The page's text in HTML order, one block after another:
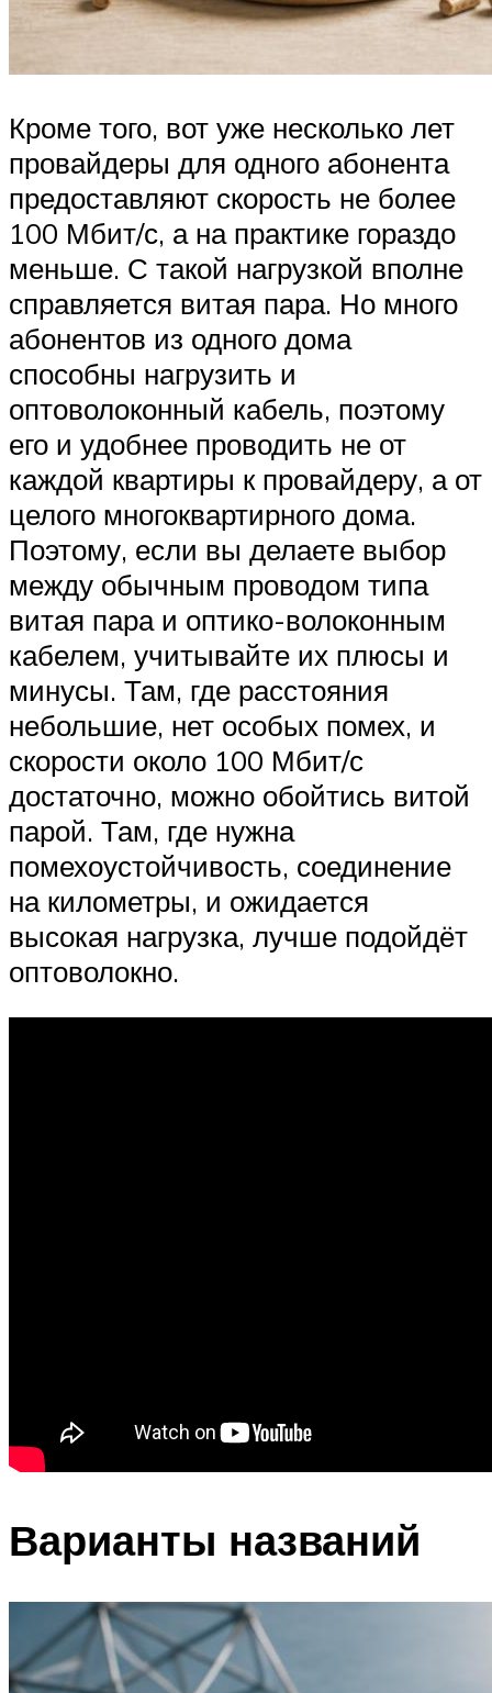
Кроме того, вот уже несколько лет
провайдеры для одного абонента
предоставляют скорость не более
100 Мбит/с, а на практике гораздо
меньше. С такой нагрузкой вполне
справляется витая пара. Но много
абонентов из одного дома
способны нагрузить и
оптоволоконный кабель, поэтому
его и удобнее проводить не от
каждой квартиры к провайдеру, а от
целого многоквартирного дома.
Поэтому, если вы делаете выбор
между обычным проводом типа
витая пара и оптико-волоконным
кабелем, учитывайте их плюсы и
минусы. Там, где расстояния
небольшие, нет особых помех, и
скорости около 100 Мбит/с
достаточно, можно обойтись витой
парой. Там, где нужна
помехоустойчивость, соединение
на километры, и ожидается
высокая нагрузка, лучше подойдёт
оптоволокно.
Варианты названий